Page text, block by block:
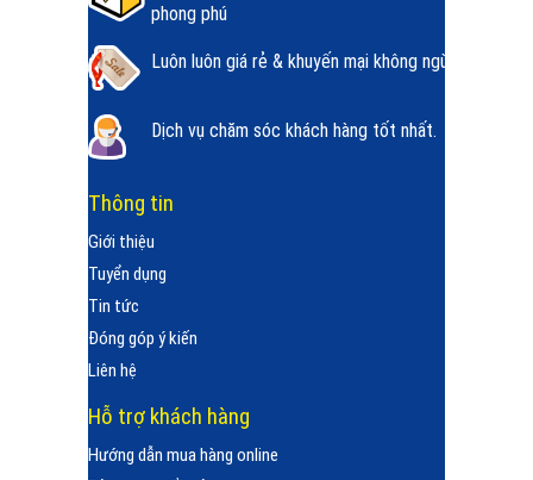
phong phú
Luôn luôn giá rẻ & khuyến mại không ngừng.
Dịch vụ chăm sóc khách hàng tốt nhất.
Thông tin
Giới thiệu
Tuyển dụng
Tin tức
Đóng góp ý kiến
Liên hệ
Hỗ trợ khách hàng
Hướng dẫn mua hàng online